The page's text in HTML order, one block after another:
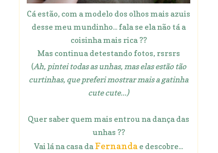
Cá estão, com a modelo dos olhos mais azuis
desse meu mundinho... fala se ela não tá a
coisinha mais rica ??
Mas continua detestando fotos, rsrsrs
(Ah, pintei todas as unhas, mas elas estão tão
curtinhas, que preferi mostrar mais a gatinha
cute cute...)
Quer saber quem mais entrou na dança das
unhas ??
Vai lá na casa daFernanda e descobre...